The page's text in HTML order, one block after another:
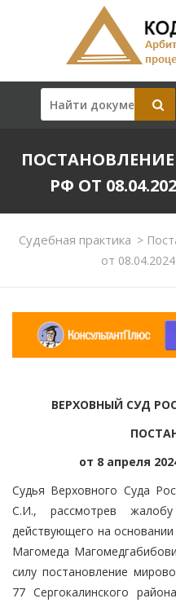
РФ ОТ
Судебная практика >
от
ВЕРХОВНЫЙ СУД
от 8 апреля
Судья Верховного Суда
С.И., рассмотрев
действующего на
Магомеда
силу постановление
77 Сергокалинского